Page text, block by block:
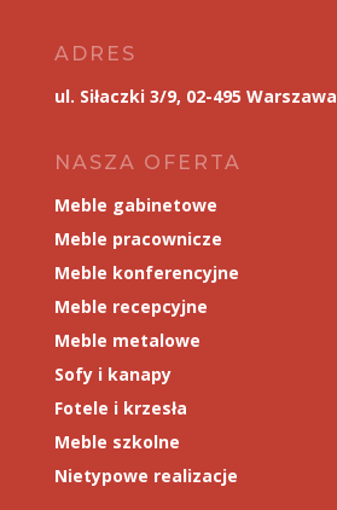
ADRES
ul. Siłaczki 3/9, 02-495 Warszawa
NASZA OFERTA
Meble gabinetowe
Meble pracownicze
Meble konferencyjne
Meble recepcyjne
Meble metalowe
Sofy i kanapy
Fotele i krzesła
Meble szkolne
Nietypowe realizacje